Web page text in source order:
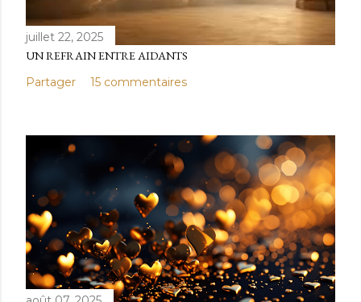
juillet 22, 2025
UN REFRAIN ENTRE AIDANTS
Partager
15 commentaires